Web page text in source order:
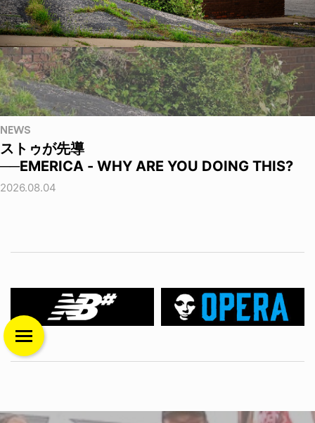
NEWS
ストゥが先導
──EMERICA - WHY ARE YOU DOING THIS?
2026.08.04